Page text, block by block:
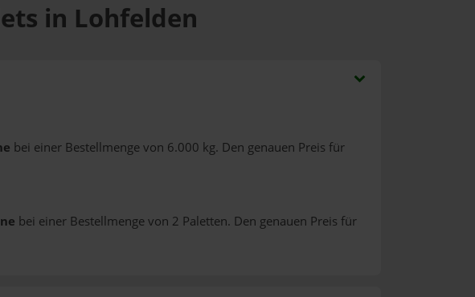
in Lohfelden
bei einer Bestellmenge von 6.000 kg. Den genauen Preis für
bei einer Bestellmenge von 2 Paletten. Den genauen Preis für